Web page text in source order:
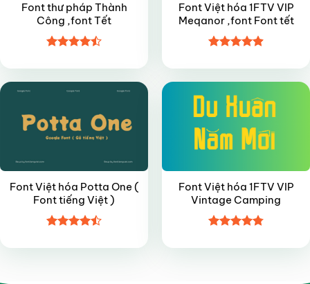
Font thư pháp Thành
Công ,font Tết
hạng4.5
5 sao
Font Việt hóa 1FTV VIP
Meqanor ,font Font tết
hạng4.95
sao
Font Việt hóa Potta One (
Font tiếng Việt )
hạng4.5
Font Việt hóa 1FTV VIP
Vintage Camping
hạng4.85